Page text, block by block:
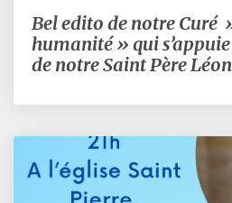
Bel
edito
de
Curé
Magnifique
humanité »
qui
Bel edito de notre Curé
humanité » qui
de notre Saint Père Léon